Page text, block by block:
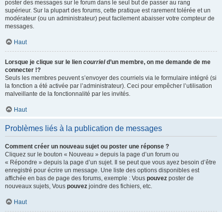
poster des messages sur le forum dans le seul but de passer au rang
supérieur. Sur la plupart des forums, cette pratique est rarement tolérée et un
modérateur (ou un administrateur) peut facilement abaisser votre compteur de
messages.
Haut
Lorsque je clique sur le lien courrield’un membre, on me demande de me
connecter !?
Seuls les membres peuvent s’envoyer des courriels via le formulaire intégré (si
la fonction a été activée par l’administrateur). Ceci pour empêcher l’utilisation
malveillante de la fonctionnalité par les invités.
Haut
Problèmes liés à la publication de messages
Comment créer un nouveau sujet ou poster une réponse ?
Cliquez sur le bouton « Nouveau » depuis la page d’un forum ou
« Répondre » depuis la page d’un sujet. Il se peut que vous ayez besoin d’être
enregistré pour écrire un message. Une liste des options disponibles est
affichée en bas de page des forums, exemple : Vous pouvez poster de
nouveaux sujets, Vous pouvez joindre des fichiers, etc.
Haut